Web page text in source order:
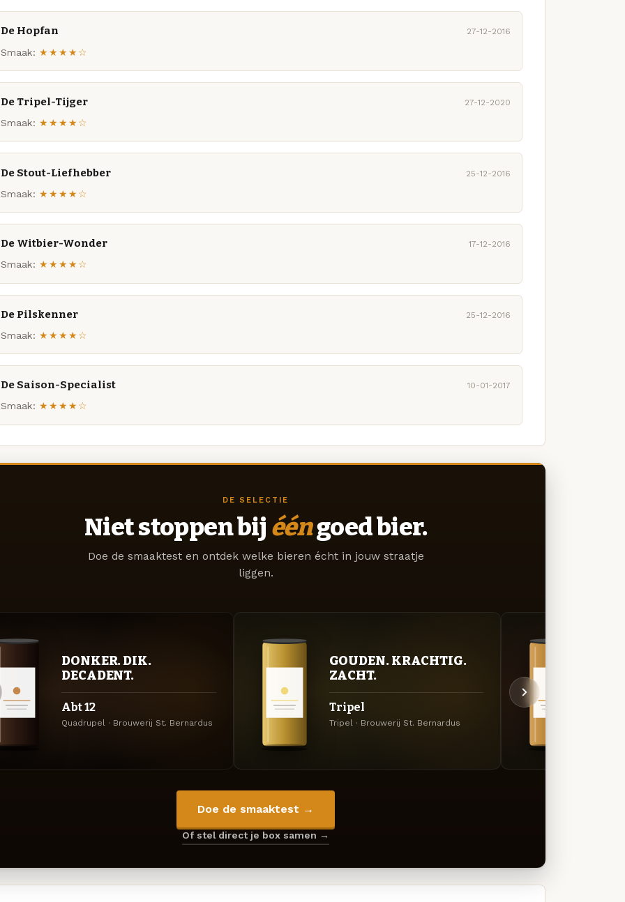
De Hopfan 27-12-2016
Smaak: ★★★★☆
De Tripel-Tijger 27-12-2020
Smaak: ★★★★☆
De Stout-Liefhebber 25-12-2016
Smaak: ★★★★☆
De Witbier-Wonder 17-12-2016
Smaak: ★★★★☆
De Pilskenner 25-12-2016
Smaak: ★★★★☆
De Saison-Specialist 10-01-2017
Smaak: ★★★★☆
DE SELECTIE
Niet stoppen bij ééngoed bier.
Doe de smaaktest en ontdek welke bieren écht in jouw straatje
liggen.
DONKER. DIK.
DECADENT.
Abt 12
Quadrupel · Brouwerij St. Bernardus
GOUDEN. KRACHTIG.
ZACHT.
Tripel
Tripel · Brouwerij St. Bernardus
Doe de smaaktest →
Of stel direct je box samen →